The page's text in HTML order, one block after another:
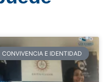
CONVIVENCIA E IDENTIDAD